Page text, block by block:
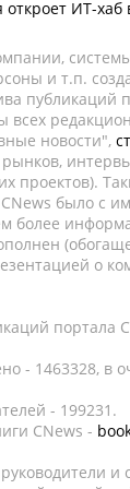
откроет ИТ-
и т.п.
публикаций
всех
новости",
проектов).
было с
более
о
портала
- 1463328, в
- 199231.
CNews -
и